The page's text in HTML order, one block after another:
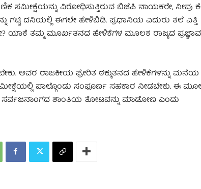
ಸಮೀಕ್ಷೆಯನ್ನು ವಿರೋಧಿಸುತ್ತಿರುವ ಬಿಜೆಪಿ ನಾಯಕರೇ, ನೀವು
ಗಟ್ಟಿ ದನಿಯಲ್ಲಿ ಈಗಲೇ ಹೇಳಿಬಿಡಿ. ಪ್ರಧಾನಿಯ ಎದುರು ತಲೆ ಎತ್ತಿ
ಯಾಕೆ ತಮ್ಮ ಮೂರ್ಖತನದ ಹೇಳಿಕೆಗಳ ಮೂಲಕ ರಾಜ್ಯದ
ಅವರ ರಾಜಕೀಯ ಪ್ರೇರಿತ ಠಕ್ಕುತನದ ಹೇಳಿಕೆಗಳನ್ನು
ಪಾಲ್ಗೊಂಡು ಸಂಪೂರ್ಣ ಸಹಕಾರ ನೀಡಬೇಕು. ಈ
ಸರ್ವಜನಾಂಗದ ಶಾಂತಿಯ ತೋಟವನ್ನು ಮಾಡೋಣ ಎಂದು